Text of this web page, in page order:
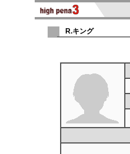
R.キング